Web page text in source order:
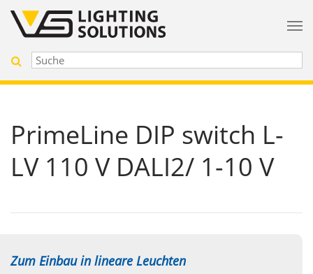
PrimeLine DIP switch L-
LV 110 V DALI2/ 1-10 V
Zum Einbau in lineare Leuchten